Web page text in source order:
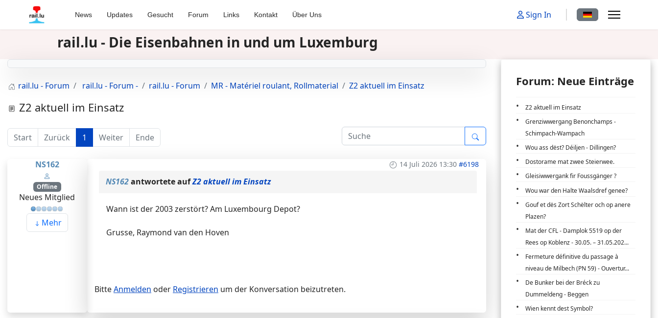
News Updates Gesucht Forum Links Kontakt Über Uns Sign In Sprache auswählen
rail.lu - Die Eisenbahnen in und um Luxemburg
rail.lu - Forum rail.lu - Forum - rail.lu - Forum MR - Matériel roulant, Rollmaterial Z2 aktuell im Einsatz
Z2 aktuell im Einsatz
Start Zurück 1 Weiter Ende
NS162
Offline
Neues Mitglied
Mehr
14 Juli 2026 13:30 #6198
NS162antwortete aufZ2 aktuell im Einsatz
Wann ist der 2003 zerstört? Am Luxembourg Depot?
Grusse, Raymond van den Hoven
BitteAnmelden oder Registrieren um der Konversation beizutreten.
Forum: Neue Einträge
Z2 aktuell im Einsatz
Grenziwwergang Benonchamps -
Schimpach-Wampach
Wou ass dëst? Déiljen - Dillingen?
Dostorame mat zwee Steierwee.
Gleisiwwergank fir Foussgänger ?
Wou war den Halte Waalsdref genee?
Gouf et dës Zort Schëlter och op anere
Plazen?
Mat der CFL - Damplok 5519 op der
Rees op Koblenz - 30.05. – 31.05.202...
Fermeture définitive du passage à
niveau de Milbech (PN 59) - Ouvertur...
De Bunker bei der Bréck zu
Dummeldeng - Beggen
Wien kennt dest Symbol?